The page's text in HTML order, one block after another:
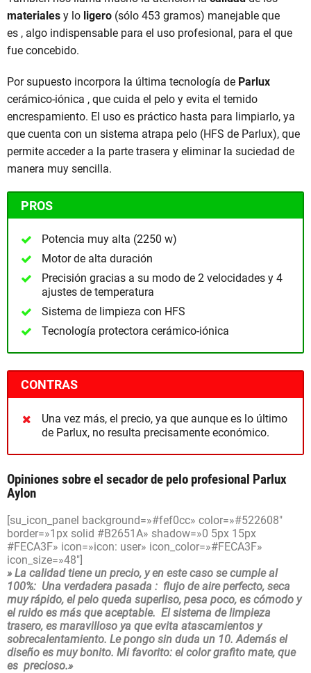
materiales y lo ligero (sólo 453 gramos) manejable que
es , algo indispensable para el uso profesional, para el que
fue concebido.
Por supuesto incorpora la última tecnología de Parlux
cerámico-iónica , que cuida el pelo y evita el temido
encrespamiento. El uso es práctico hasta para limpiarlo, ya
que cuenta con un sistema atrapa pelo (HFS de Parlux), que
permite acceder a la parte trasera y eliminar la suciedad de
manera muy sencilla.
PROS
Potencia muy alta (2250 w)
Motor de alta duración
Precisión gracias a su modo de 2 velocidades y 4
ajustes de temperatura
Sistema de limpieza con HFS
Tecnología protectora cerámico-iónica
CONTRAS
Una vez más, el precio, ya que aunque es lo último
de Parlux, no resulta precisamente económico.
Opiniones sobre el secador de pelo profesional Parlux
Aylon
[su_icon_panel background=»#fef0cc» color=»#522608″
border=»1px solid #B2651A» shadow=»0 5px 15px
#FECA3F» icon=»icon: user» icon_color=»#FECA3F»
icon_size=»48″]
» La calidad tiene un precio, y en este caso se cumple al
100%: Una verdadera pasada : flujo de aire perfecto, seca
muy rápido, el pelo queda superliso, pesa poco, es cómodo y
el ruido es más que aceptable. El sistema de limpieza
trasero, es maravilloso ya que evita atascamientos y
sobrecalentamiento. Le pongo sin duda un 10. Además el
diseño es muy bonito. Mi favorito: el color grafito mate, que
es precioso.»